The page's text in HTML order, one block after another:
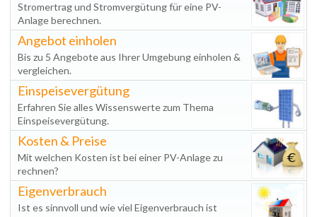
Stromertrag und Stromvergütung für eine PV-
Anlage berechnen.
Angebot einholen
Bis zu 5 Angebote aus Ihrer Umgebung einholen &
vergleichen.
Einspeisevergütung
Erfahren Sie alles Wissenswerte zum Thema
Einspeisevergütung.
Kosten & Preise
Mit welchen Kosten ist bei einer PV-Anlage zu
rechnen?
Eigenverbrauch
Ist es sinnvoll und wie viel Eigenverbrauch ist